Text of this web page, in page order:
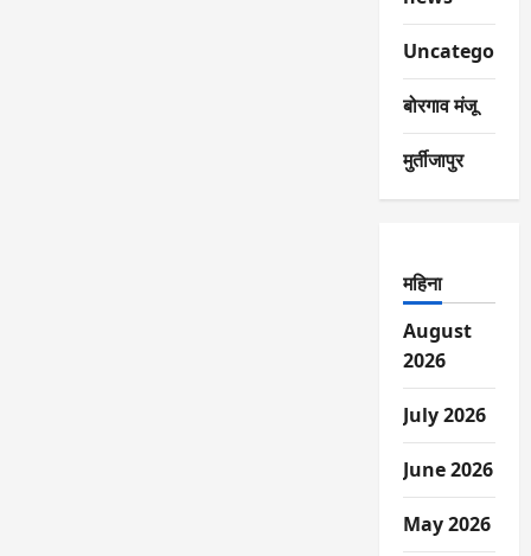
बोरगाव मंजू
मुर्तीजापुर
महिना
August
2026
July 2026
June 2026
May 2026